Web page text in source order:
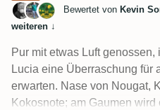
Bewertet von Kevin
weiteren ↓
Pur mit etwas Luft
Lucia eine Überraschung für
erwarten. Nase von Nougat,
Kokosnote; am Gaumen